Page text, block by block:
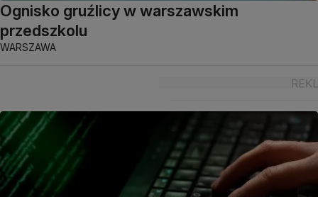
Ognisko gruźlicy w warszawskim
przedszkolu
WARSZAWA